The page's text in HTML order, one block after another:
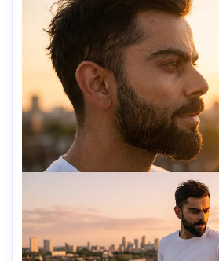
프트: 디지털 효과, 가짜 폴라로이드 프
타 사진 촬영, 인공 미